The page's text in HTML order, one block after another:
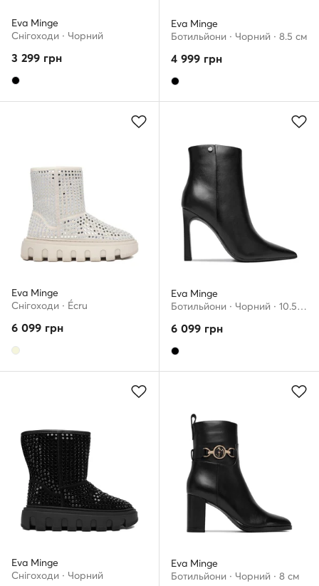
Eva Minge
Снігоходи · Чорний
3 299 грн
Eva Minge
Ботильйони · Чорний · 8.5 см
4 999 грн
Eva Minge
Снігоходи · Écru
6 099 грн
Eva Minge
Ботильйони · Чорний · 10.5 см
6 099 грн
Eva Minge
Снігоходи · Чорний
Eva Minge
Ботильйони · Чорний · 8 см